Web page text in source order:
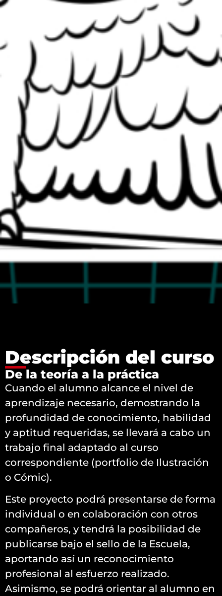
Descripción del curso
De la teoría a la práctica
Cuando el alumno alcance el nivel de
aprendizaje necesario, demostrando la
profundidad de conocimiento, habilidad
y aptitud requeridas, se llevará a cabo un
trabajo final adaptado al curso
correspondiente (portfolio de Ilustración
o Cómic).
Este proyecto podrá presentarse de forma
individual o en colaboración con otros
compañeros, y tendrá la posibilidad de
publicarse bajo el sello de la Escuela,
aportando así un reconocimiento
profesional al esfuerzo realizado.
Asimismo, se podrá orientar al alumno en